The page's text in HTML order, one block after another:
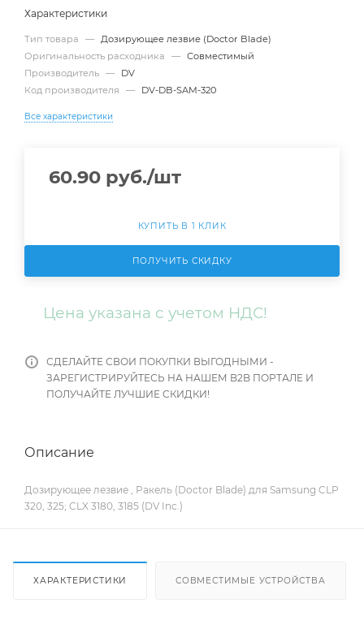
Характеристики
Тип товара —
Дозирующее лезвие (Doctor Blade)
Оригинальность расходника
— Совместимый
Производитель —
DV
Код производителя
— DV-DB-SAM-320
Все характеристики
60.90 руб./шт
КУПИТЬ В 1 КЛИК
ПОЛУЧИТЬ СКИДКУ
Цена указана с учетом НДС!
СДЕЛАЙТЕ СВОИ ПОКУПКИ ВЫГОДНЫМИ -
ЗАРЕГИСТРИРУЙТЕСЬ НА НАШЕМ B2B ПОРТАЛЕ И
ПОЛУЧАЙТЕ ЛУЧШИЕ СКИДКИ!
Описание
Дозирующее лезвие , Ракель (Doctor Blade) для Samsung CLP
320, 325; CLX 3180, 3185 (DV Inc.)
ХАРАКТЕРИСТИКИ СОВМЕСТИМЫЕ УСТРОЙСТВА